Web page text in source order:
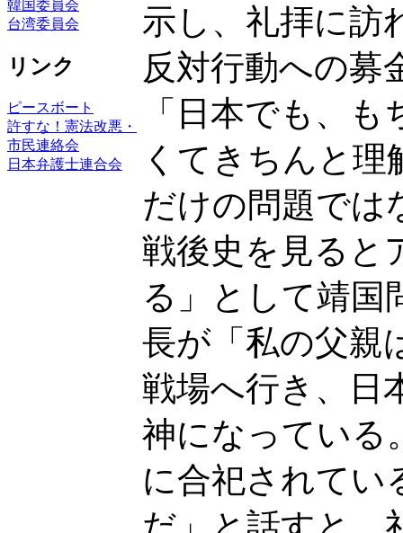
韓国委員会
台湾委員会
リンク
ピースボート
許すな！憲法改悪・
市民連絡会
日本弁護士連合会
示し、礼拝に訪
反対行動への募
「日本でも、
くてきちんと
だけの問題では
戦後史を見ると
る」として靖国
長が「私の父親
戦場へ行き、日
神になっている
に合祀されてい